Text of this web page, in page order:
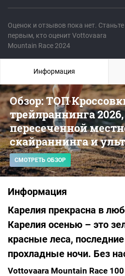
Оценок и отзывов пока нет. Станьте
первым, кто оценит Vottovaara
Mountain Race 2024
Обзор: ТОП
трейлраннинга
пересеченной
скайраннинга и
СМОТРЕТЬ ОБЗОР
Информация
Карелия прекрасна в
Карелия осенью – это
красные леса,
прохладные ночи. Без
Vottovaara Mountain Race
Информация